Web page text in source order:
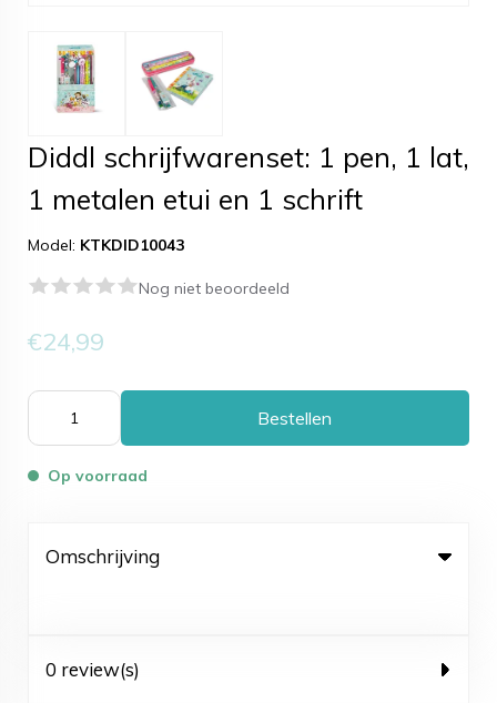
Diddl schrijfwarenset: 1 pen, 1 lat,
1 metalen etui en 1 schrift
Model: KTKDID10043
Nog niet beoordeeld
€24,99
Bestellen
Op voorraad
Omschrijving
0 review(s)